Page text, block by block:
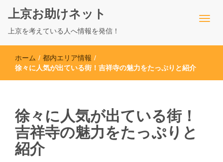
上京お助けネット
上京を考えている人へ情報を発信！
ホーム / 都内エリア情報 /
徐々に人気が出ている街！吉祥寺の魅力をたっぷりと紹介
徐々に人気が出ている街！
吉祥寺の魅力をたっぷりと
紹介